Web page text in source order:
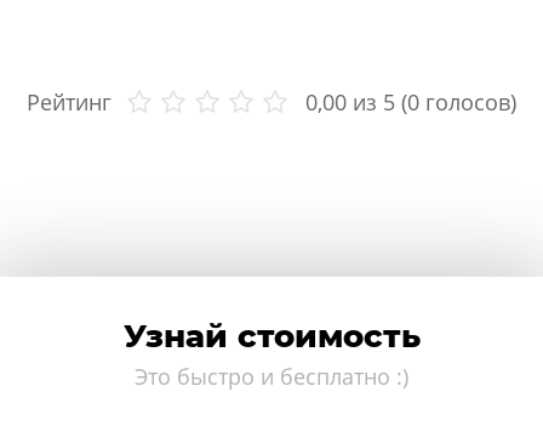
Рейтинг 0,00 из 5 (0 голосов)
Узнай стоимость
Это быстро и бесплатно :)